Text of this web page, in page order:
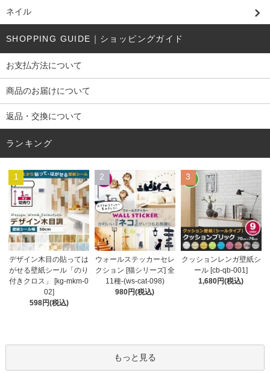
ネイル
SHOPPING GUIDE｜ショッピングガイド
お支払方法について
商品のお届けについて
返品・交換について
ランキング
1
デザイン木目の貼っては
がせる壁紙シール「のり
付きクロス」 [kg-mkm-0
02]
598円(税込)
2
ウォールステッカーセレ
クション [猫シリーズ] 全
11種-(ws-cat-098)
980円(税込)
3
クッションレンガ壁紙シ
ール [cb-qb-001]
1,680円(税込)
もっと見る